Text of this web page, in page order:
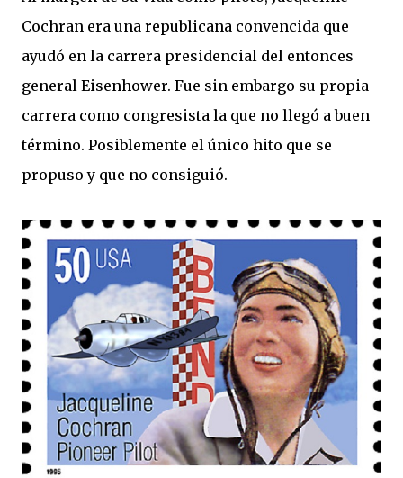
Cochran era una republicana convencida que
ayudó en la carrera presidencial del entonces
general Eisenhower. Fue sin embargo su propia
carrera como congresista la que no llegó a buen
término. Posiblemente el único hito que se
propuso y que no consiguió.